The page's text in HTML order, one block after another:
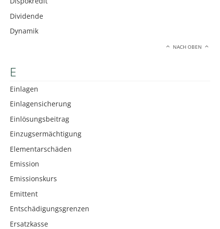
Dividende
Dynamik
NACH OBEN
E
Einlagen
Einlagensicherung
Einlösungsbeitrag
Einzugsermächtigung
Elementarschäden
Emission
Emissionskurs
Emittent
Entschädigungsgrenzen
Ersatzkasse